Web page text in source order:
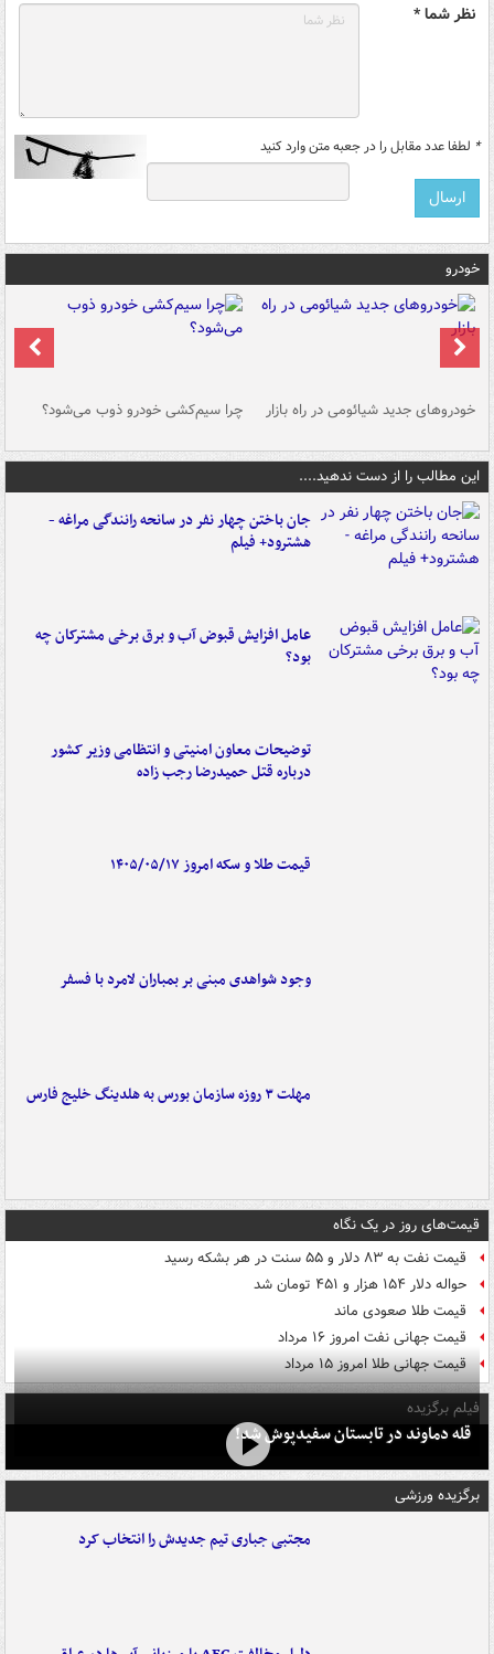
نظر شما *
* لطفا عدد مقابل را در جعبه متن وارد کنید
خودرو
خودروهای جدید شیائومی در راه بازار چرا سیم‌کشی خودرو ذوب می‌شود؟
این مطالب را از دست ندهید....
جان باختن چهار نفر در سانحه رانندگی مراغه -
هشترود+ فیلم
عامل افزایش قبوض آب و برق برخی مشترکان چه
بود؟
توضیحات معاون امنیتی و انتظامی وزیر کشور
درباره قتل حمیدرضا رجب زاده
قیمت طلا و سکه امروز ۱۴۰۵/۰۵/۱۷
وجود شواهدی مبنی بر بمباران لامرد با فسفر
مهلت ۳ روزه سازمان بورس به هلدینگ خلیج فارس
قیمت‌های روز در یک نگاه
قیمت نفت به ۸۳ دلار و ۵۵ سنت در هر بشکه رسید
حواله دلار ۱۵۴ هزار و ۴۵۱ تومان شد
قیمت طلا صعودی ماند
قیمت جهانی نفت امروز ۱۶ مرداد
قیمت جهانی طلا امروز ۱۵ مرداد
فیلم برگزیده
قله دماوند در تابستان سفیدپوش شد!
برگزیده ورزشی
مجتبی جباری تیم جدیدش را انتخاب کرد